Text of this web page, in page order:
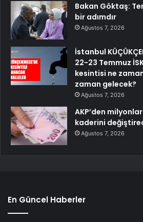
Bakan Göktaş:
bir adımdır
Ağustos 7, 2026
İstanbul
22-23 Temmuz
kesintisi ne
zaman gelecek?
Ağustos 7, 2026
AKP’den
kaderini
Ağustos 7, 2026
En Güncel Haberler